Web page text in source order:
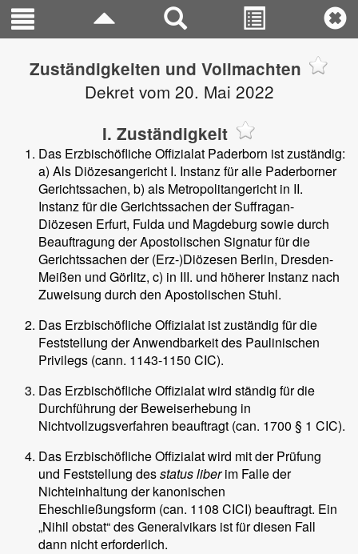
Zuständigkeiten und Vollmachten
Dekret vom 20. Mai 2022
I. Zuständigkeit
Das Erzbischöfliche Offizialat Paderborn ist zuständig:
a) Als Diözesangericht I. Instanz für alle Paderborner
Gerichtssachen, b) als Metropolitangericht in II.
Instanz für die Gerichtssachen der Suffragan-
Diözesen Erfurt, Fulda und Magdeburg sowie durch
Beauftragung der Apostolischen Signatur für die
Gerichtssachen der (Erz-)Diözesen Berlin, Dresden-
Meißen und Görlitz, c) in III. und höherer Instanz nach
Zuweisung durch den Apostolischen Stuhl.
Das Erzbischöfliche Offizialat ist zuständig für die
Feststellung der Anwendbarkeit des Paulinischen
Privilegs (cann. 1143-1150 CIC).
Das Erzbischöfliche Offizialat wird ständig für die
Durchführung der Beweiserhebung in
Nichtvollzugsverfahren beauftragt (can. 1700 § 1 CIC).
Das Erzbischöfliche Offizialat wird mit der Prüfung
und Feststellung desstatus liberim Falle der
Nichteinhaltung der kanonischen
Eheschließungsform (can. 1108 CICI) beauftragt. Ein
„Nihil obstat“ des Generalvikars ist für diesen Fall
dann nicht erforderlich.